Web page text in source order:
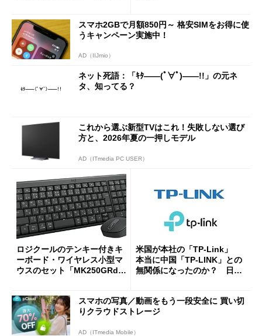
スマホ2GBで月額850円～ 格安SIMをお得に使
うキャンペーン実施中！
AD（IIJmio）
ネット死語：「ｷﾀ――(ﾟ∀ﾟ)――!!」の元ネ
タ、知ってる？
これから選ぶ新型TVはこれ！失敗しない選び
方と、2026年夏の一押しモデル
AD（ITmedia PC USER）
ロジクールのテンキー付きキ
ーボード・ワイヤレス小型マ
ウスのセット「MK250GRd」
米国が本社の「TP-Link」
本当に中国「TP-LINK」との
無関係になったのか？ 日本
スマホの写真／動画をもう一段安全に 買い切
りクラウドストレージ
AD（ITmedia Mobile）